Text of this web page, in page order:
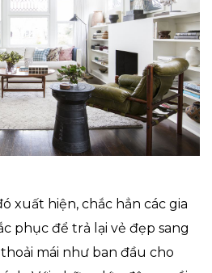
xuất hiện, chắc hẳn các gia
phục để trả lại vẻ đẹp sang
mái như ban đầu cho